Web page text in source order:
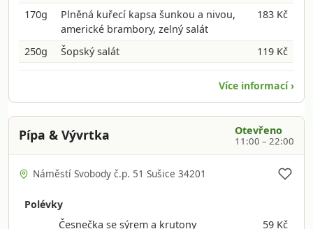
170g
Plněná kuřecí kapsa šunkou a nivou,
americké brambory, zelný salát
183 Kč
250g Šopský salát 119 Kč
Více informací ›
Pípa & Vývrtka Otevřeno
11:00 – 22:00
Náměstí Svobody č.p. 51 Sušice 34201
Polévky
Česnečka se sýrem a krutony
59 Kč